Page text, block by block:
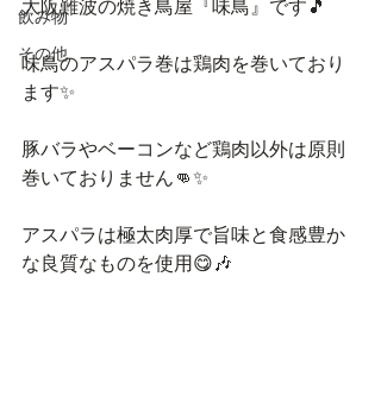
飲み物
その他
大阪難波の焼き鳥屋『味鳥』です🎵
味鳥のアスパラ巻は鶏肉を巻いており
ます✨
豚バラやベーコンなど鶏肉以外は原則
巻いておりません👊✨
アスパラは極太肉厚で旨味と食感豊か
な良質なものを使用😋🎶